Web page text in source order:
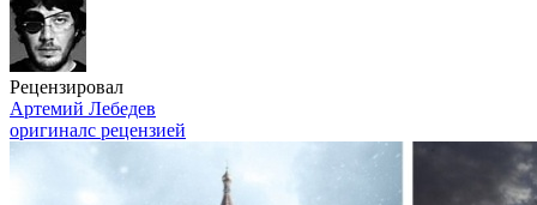
Рецензировал
Артемий Лебедев
оригиналс рецензией